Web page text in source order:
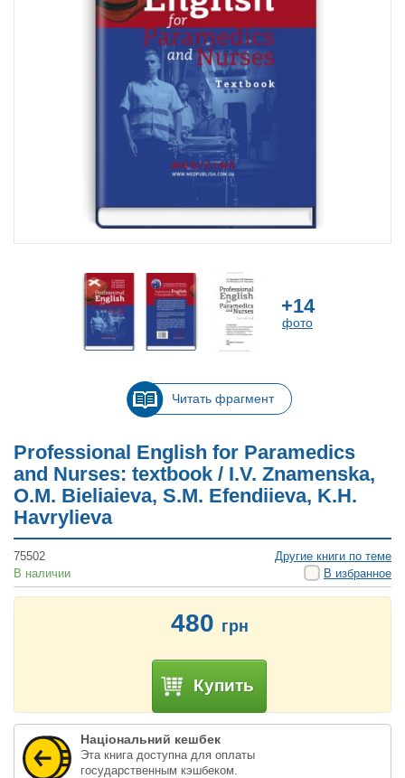
+14
фото
Читать фрагмент
Professional English for Paramedics
and Nurses: textbook / I.V. Znamenska,
O.M. Bieliaieva, S.M. Efendiieva, K.H.
Havrylieva
75502
Другие книги по теме
В наличии
В избранное
480 грн
Купить
Національний кешбек
Эта книга доступна для оплаты
государственным кэшбеком.